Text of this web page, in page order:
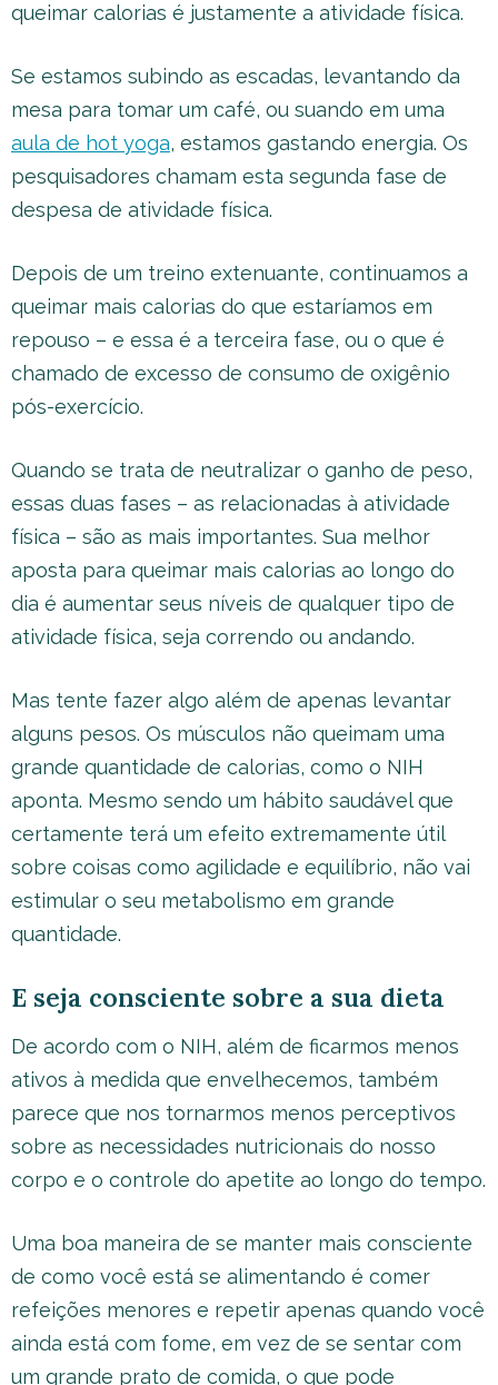
queimar calorias é justamente a atividade física.
Se estamos subindo as escadas, levantando da
mesa para tomar um café, ou suando em uma
aula de hot yoga, estamos gastando energia. Os
pesquisadores chamam esta segunda fase de
despesa de atividade física.
Depois de um treino extenuante, continuamos a
queimar mais calorias do que estaríamos em
repouso – e essa é a terceira fase, ou o que é
chamado de excesso de consumo de oxigênio
pós-exercício.
Quando se trata de neutralizar o ganho de peso,
essas duas fases – as relacionadas à atividade
física – são as mais importantes. Sua melhor
aposta para queimar mais calorias ao longo do
dia é aumentar seus níveis de qualquer tipo de
atividade física, seja correndo ou andando.
Mas tente fazer algo além de apenas levantar
alguns pesos. Os músculos não queimam uma
grande quantidade de calorias, como o NIH
aponta. Mesmo sendo um hábito saudável que
certamente terá um efeito extremamente útil
sobre coisas como agilidade e equilíbrio, não vai
estimular o seu metabolismo em grande
quantidade.
E seja consciente sobre a sua dieta
De acordo com o NIH, além de ficarmos menos
ativos à medida que envelhecemos, também
parece que nos tornarmos menos perceptivos
sobre as necessidades nutricionais do nosso
corpo e o controle do apetite ao longo do tempo.
Uma boa maneira de se manter mais consciente
de como você está se alimentando é comer
refeições menores e repetir apenas quando você
ainda está com fome, em vez de se sentar com
um grande prato de comida, o que pode